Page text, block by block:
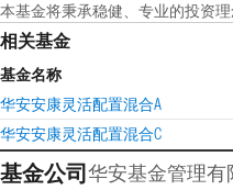
本基金将秉承稳健、专业的投资
相关基金
基金名称
华安安康灵活配置混合A
华安安康灵活配置混合C
基金公司华安基金管理有